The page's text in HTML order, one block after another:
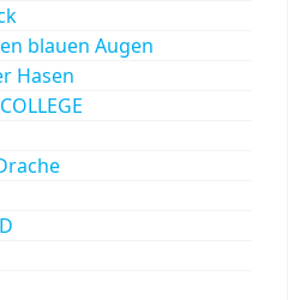
blauen Augen
Hasen